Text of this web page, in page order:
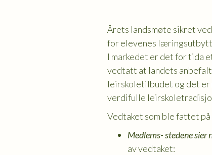
Årets landsmøte sikret
for elevenes
I markedet er det for tida
vedtatt at landets
leirskoletilbudet og det er
verdifulle
Vedtaket som ble fattet
Medlems- stedene
av vedtaket: